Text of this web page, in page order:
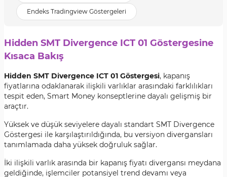
Endeks Tradingview Göstergeleri
Hidden SMT Divergence ICT 01 Göstergesine
Kısaca Bakış
Hidden SMT Divergence ICT 01 Göstergesi, kapanış
fiyatlarına odaklanarak ilişkili varlıklar arasındaki farklılıkları
tespit eden, Smart Money konseptlerine dayalı gelişmiş bir
araçtır.
Yüksek ve düşük seviyelere dayalı standart SMT Divergence
Göstergesi ile karşılaştırıldığında, bu versiyon divergansları
tanımlamada daha yüksek doğruluk sağlar.
İki ilişkili varlık arasında bir kapanış fiyatı divergansı meydana
geldiğinde, işlemciler potansiyel trend devamı veya